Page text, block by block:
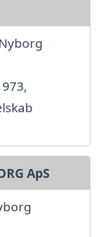
ApS